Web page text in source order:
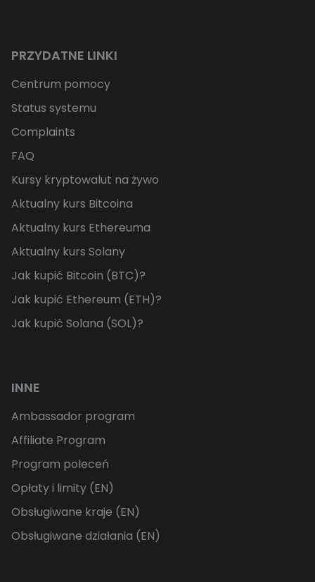
PRZYDATNE LINKI
Centrum pomocy
Status systemu
Complaints
FAQ
Kursy kryptowalut na żywo
Aktualny kurs Bitcoina
Aktualny kurs Ethereuma
Aktualny kurs Solany
Jak kupić Bitcoin (BTC)?
Jak kupić Ethereum (ETH)?
Jak kupić Solana (SOL)?
INNE
Ambassador program
Affiliate Program
Program poleceń
Opłaty i limity (EN)
Obsługiwane kraje (EN)
Obsługiwane działania (EN)